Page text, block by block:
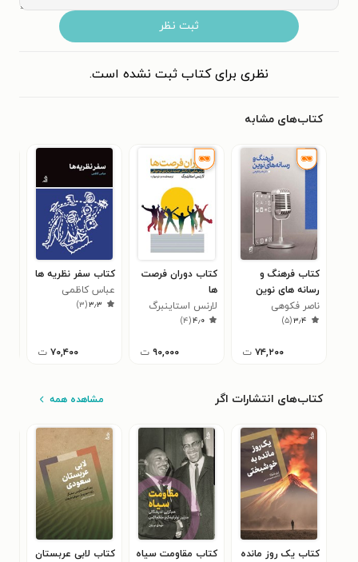
ثبت نظر
نظری برای کتاب ثبت نشده است.
کتاب‌های مشابه
کتاب فرهنگ و
رسانه های نوین
ناصر فکوهی
۳٫۴(۵)
۷۴,۲۰۰ ت
کتاب دوران فرصت
ها
لارنس استاینبرگ
۴٫۰(۴)
۹۰,۰۰۰ ت
کتاب سفر نظریه ها
عباس کاظمی
۳٫۳(۳)
۷۰,۴۰۰ ت
کتاب‌های انتشارات اگر مشاهده همه
کتاب یک روز مانده
کتاب مقاومت سیاه
کتاب لابی عربستان